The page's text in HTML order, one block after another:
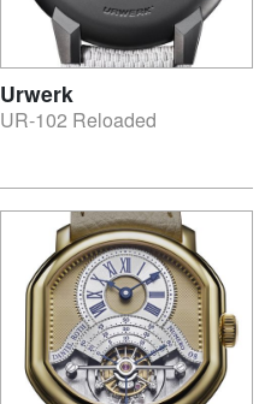
Urwerk
UR-102 Reloaded